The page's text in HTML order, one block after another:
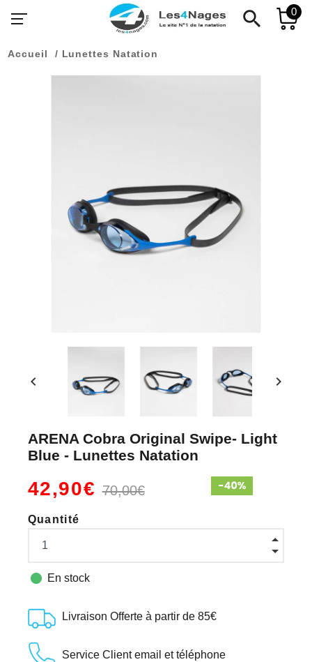
search 0
Accueil Lunettes Natation
chevron_left chevron_right
ARENA Cobra Original Swipe- Light
Blue - Lunettes Natation
42,90€70,00€
Quantité
 En stock
Livraison Offerte à partir de 85€
Service Client email et téléphone